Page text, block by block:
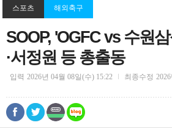
스포츠 해외축구
SOOP, 'OGFC vs 수원
·서정원 등 총출동
입력 2026년 04월 08일(수) 15:22 최종수정
0